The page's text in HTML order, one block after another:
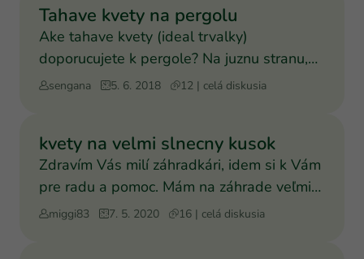
Tahave kvety na pergolu
Ake tahave kvety (ideal trvalky)
doporucujete k pergole? Na juznu stranu,
takze bude tam celkom ples
sengana 5. 6. 2018 12 | celá diskusia
kvety na velmi slnecny kusok
Zdravím Vás milí záhradkári, idem si k Vám
pre radu a pomoc. Mám na záhrade veľmi
slnečný a teplý kú
miggi83 7. 5. 2020 16 | celá diskusia